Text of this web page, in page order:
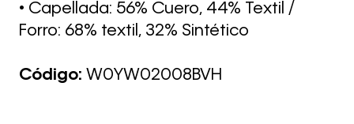
• Capellada: 56% Cuero, 44% Textil /
Forro: 68% textil, 32% Sintético
Código: W0YW02008BVH